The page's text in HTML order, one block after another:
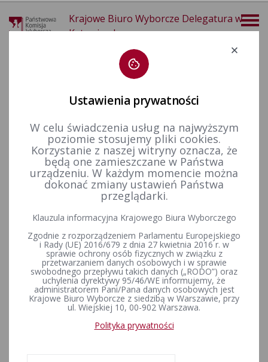
Krajowe Biuro Wyborcze Delegatura w
Katowicach
WYBORY I REFERENDA W TOKU KADENCJI 2024 - 2029
WYBORY PREZYDENTA RP 18.05.2025 - SERWIS
INFORMACYJNY
Ustawienia prywatności
W celu świadczenia usług na najwyższym
poziomie stosujemy pliki cookies.
Korzystanie z naszej witryny oznacza, że
będą one zamieszczane w Państwa
urządzeniu. W każdym momencie można
dokonać zmiany ustawień Państwa
przeglądarki.
Klauzula informacyjna Krajowego Biura Wyborczego
Zgodnie z rozporządzeniem Parlamentu Europejskiego
i Rady (UE) 2016/679 z dnia 27 kwietnia 2016 r. w
sprawie ochrony osób fizycznych w związku z
przetwarzaniem danych osobowych i w sprawie
swobodnego przepływu takich danych („RODO”) oraz
uchylenia dyrektywy 95/46/WE informujemy, że
administratorem Pani/Pana danych osobowych jest
Krajowe Biuro Wyborcze z siedzibą w Warszawie, przy
ul. Wiejskiej 10, 00-902 Warszawa.
Polityka prywatności